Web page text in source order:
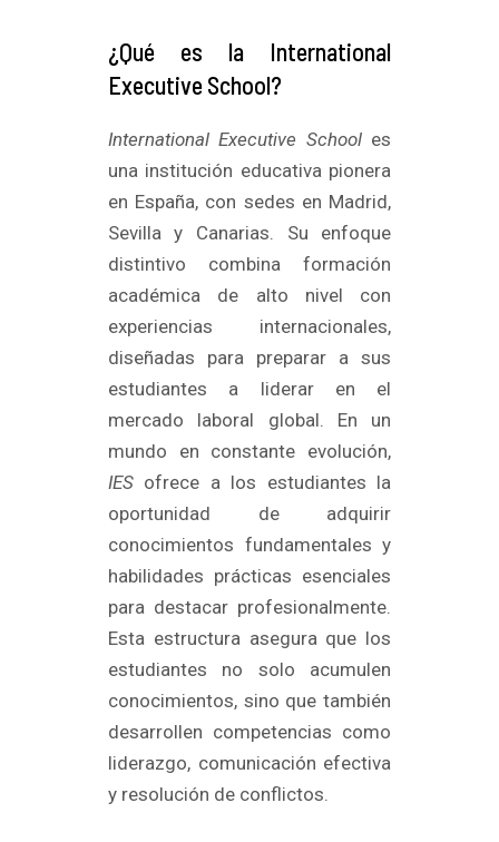
¿Qué es la International
Executive School?
International Executive Schooles
una institución educativa pionera
en España, con sedes en Madrid,
Sevilla y Canarias. Su enfoque
distintivo combina formación
académica de alto nivel con
experiencias internacionales,
diseñadas para preparar a sus
estudiantes a liderar en el
mercado laboral global. En un
mundo en constante evolución,
IESofrece a los estudiantes la
oportunidad de adquirir
conocimientos fundamentales y
habilidades prácticas esenciales
para destacar profesionalmente.
Esta estructura asegura que los
estudiantes no solo acumulen
conocimientos, sino que también
desarrollen competencias como
liderazgo, comunicación efectiva
y resolución de conflictos.